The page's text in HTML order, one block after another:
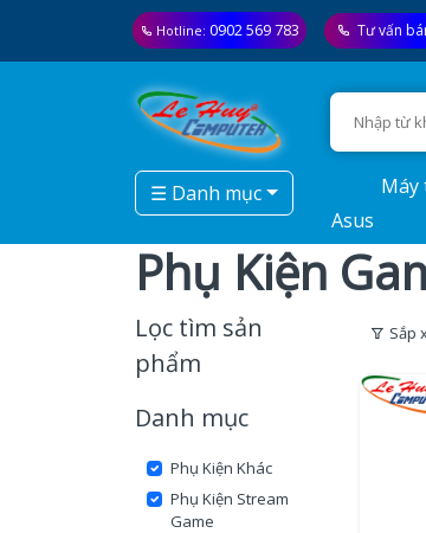
Hotline: 0902 569 783 Tư vấn
☰ Danh mục
Máy
Asus
Phụ Kiện
Lọc tìm sản
phẩm
Danh mục
Phụ Kiện Khác
Phụ Kiện Stream
Game
Sắp